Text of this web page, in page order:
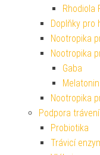
Rhodiola
Doplňky pro
Nootropika
Nootropika
Gaba
Melatonin
Nootropika
Podpora trávení
Probiotika
Trávicí